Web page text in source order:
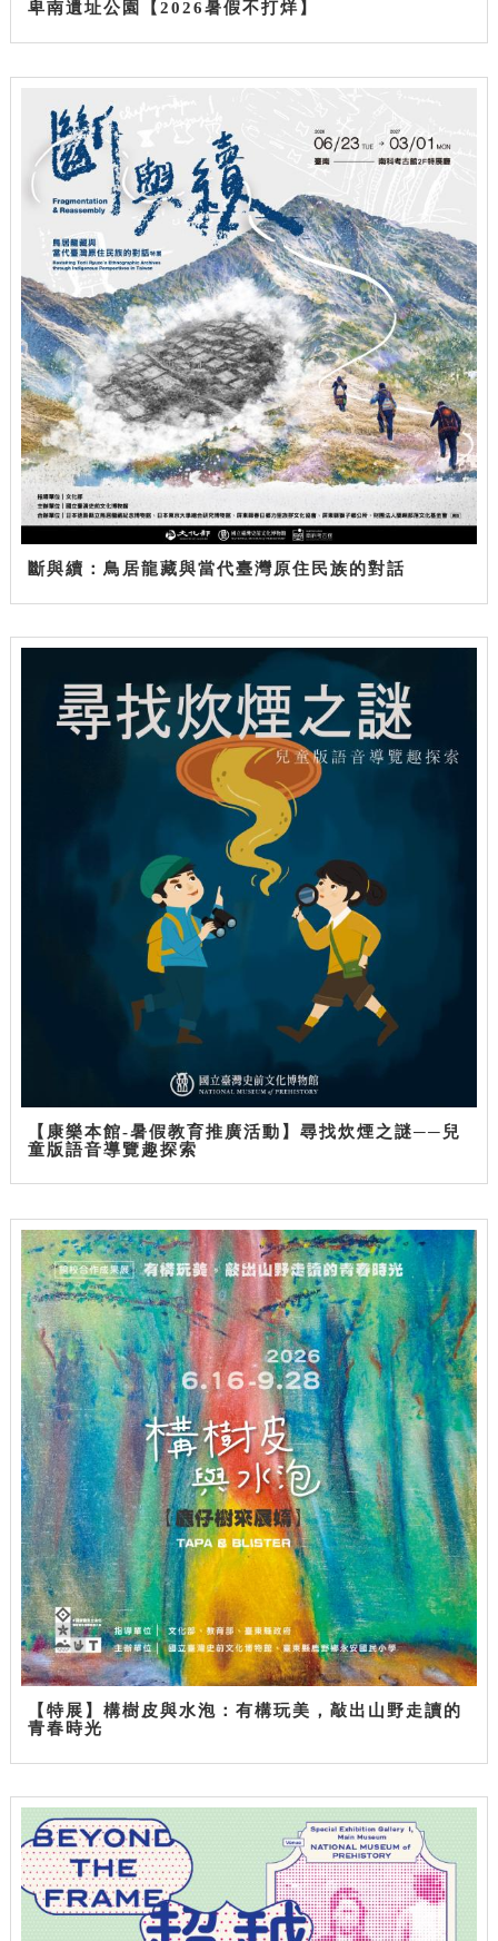
卑南遺址公園【2026暑假不打烊】
斷與續：鳥居龍藏與當代臺灣原住民族的對話
【康樂本館-暑假教育推廣活動】尋找炊煙之謎──兒
童版語音導覽趣探索
【特展】構樹皮與水泡：有構玩美，敲出山野走讀的
青春時光